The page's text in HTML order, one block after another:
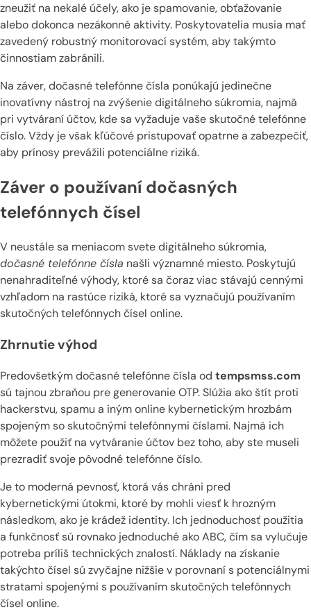
zneužiť na nekalé účely, ako je spamovanie, obťažovanie
alebo dokonca nezákonné aktivity. Poskytovatelia musia mať
zavedený robustný monitorovací systém, aby takýmto
činnostiam zabránili.
Na záver, dočasné telefónne čísla ponúkajú jedinečne
inovatívny nástroj na zvýšenie digitálneho súkromia, najmä
pri vytváraní účtov, kde sa vyžaduje vaše skutočné telefónne
číslo. Vždy je však kľúčové pristupovať opatrne a zabezpečiť,
aby prínosy prevážili potenciálne riziká.
Záver o používaní dočasných
telefónnych čísel
V neustále sa meniacom svete digitálneho súkromia,
dočasné telefónne čísla našli významné miesto. Poskytujú
nenahraditeľné výhody, ktoré sa čoraz viac stávajú cennými
vzhľadom na rastúce riziká, ktoré sa vyznačujú používaním
skutočných telefónnych čísel online.
Zhrnutie výhod
Predovšetkým dočasné telefónne čísla od tempsmss.com
sú tajnou zbraňou pre generovanie OTP. Slúžia ako štít proti
hackerstvu, spamu a iným online kybernetickým hrozbám
spojeným so skutočnými telefónnymi číslami. Najmä ich
môžete použiť na vytváranie účtov bez toho, aby ste museli
prezradiť svoje pôvodné telefónne číslo.
Je to moderná pevnosť, ktorá vás chráni pred
kybernetickými útokmi, ktoré by mohli viesť k hrozným
následkom, ako je krádež identity. Ich jednoduchosť použitia
a funkčnosť sú rovnako jednoduché ako ABC, čím sa vylučuje
potreba príliš technických znalostí. Náklady na získanie
takýchto čísel sú zvyčajne nižšie v porovnaní s potenciálnymi
stratami spojenými s používaním skutočných telefónnych
čísel online.